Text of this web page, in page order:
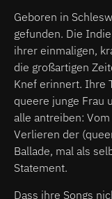
Geboren in
gefunden. Die
ihrer einmaligen,
die großartigen
Knef erinnert. Ihre
queere junge Frau
alle antreiben:
Verlieren der
Ballade, mal als
Statement.
Dass ihre Songs